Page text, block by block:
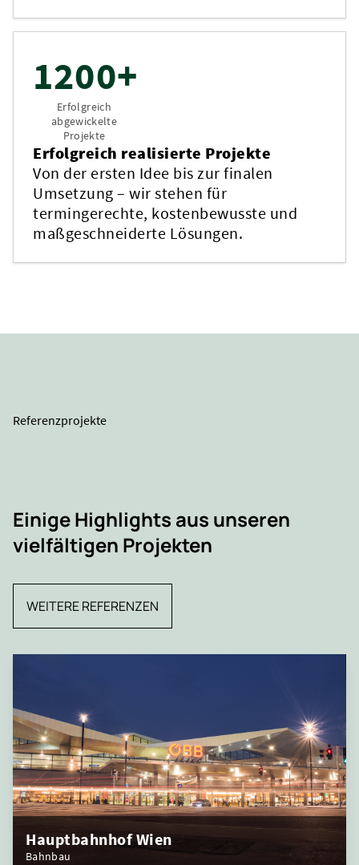
1200+
Erfolgreich
abgewickelte
Projekte
Erfolgreich realisierte Projekte
Von der ersten Idee bis zur finalen
Umsetzung – wir stehen für
termingerechte, kostenbewusste und
maßgeschneiderte Lösungen.
Referenzprojekte
Einige Highlights aus unseren
vielfältigen Projekten
WEITERE REFERENZEN
Hauptbahnhof Wien
Bahnbau